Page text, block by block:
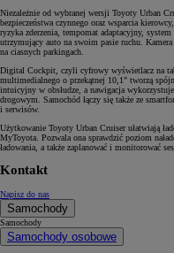
Niezależnie od wybranej wersji Toyoty Urban
bezpieczeństwa czynnego oraz wsparcia
ryzyka zderzenia, tempomat adaptacyjny,
utrzymujący auto na swoim pasie ruchu.
na ciasnych parkingach.
Digital Cockpit, czyli cyfrowy wyświetlacz na
multimedialnego o przekątnej 10,1" tworzą
intuicyjny w obsłudze, a nawigacja
drogowym. Samochód łączy się także ze
i serwisów.
Użytkowanie Toyoty Urban Cruiser ułatwiają
MyToyota. Pozwala ona sprawdzić poziom
ładowania, a także zaplanować i monitorować
Kontakt
Napisz do nas
Samochody
Samochody
Samochody osobowe